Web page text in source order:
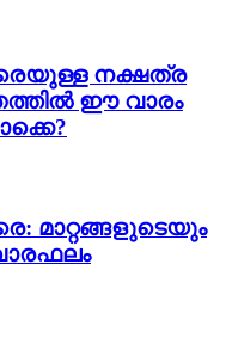
നക്ഷത്ര
ഈ വാരം
മാറ്റങ്ങളുടെയും